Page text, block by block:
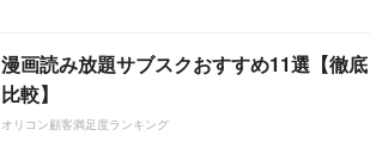
漫画読み放題サブスクおすすめ11選【徹底
比較】
オリコン顧客満足度ランキング